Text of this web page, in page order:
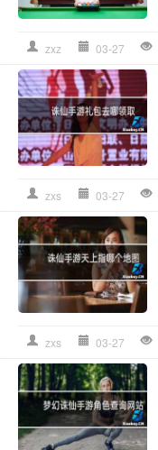
zxz 03-27
zxs 03-27
zxs 03-27